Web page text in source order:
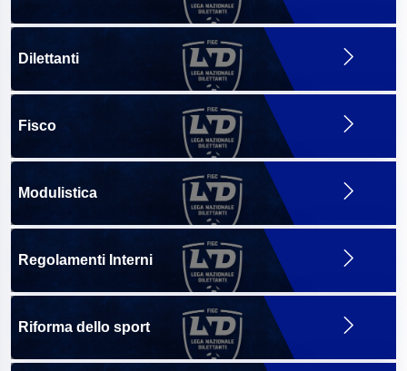
Dilettanti
Fisco
Modulistica
Regolamenti Interni
Riforma dello sport